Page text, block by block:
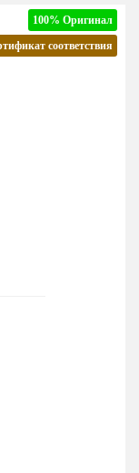
100% Оригинал
соответствия